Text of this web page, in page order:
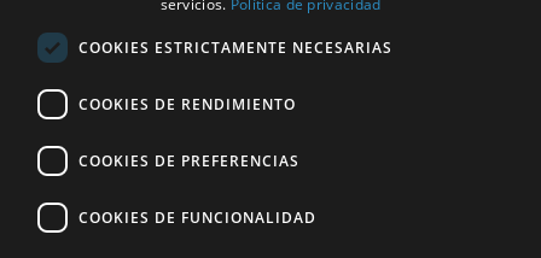
ACEM EN TODO EL MUNDO
SELECCIONAR PAÍS
Spain
servicios. Política de privacidad
COOKIES ESTRICTAMENTE NECESARIAS
COOKIES DE RENDIMIENTO
COOKIES DE PREFERENCIAS
COOKIES DE FUNCIONALIDAD